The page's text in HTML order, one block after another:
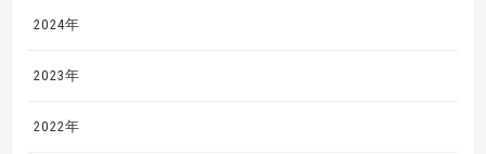
2024年
2023年
2022年